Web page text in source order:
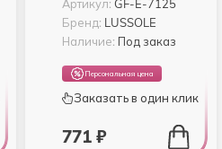
Артикул:GF-E-7125
Бренд: LUSSOLE
Наличие: Под заказ
Персональная цена
Заказать в один клик
771 ₽